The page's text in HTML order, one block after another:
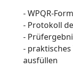
- WPQR-
- Protokoll
-
-
ausfüllen